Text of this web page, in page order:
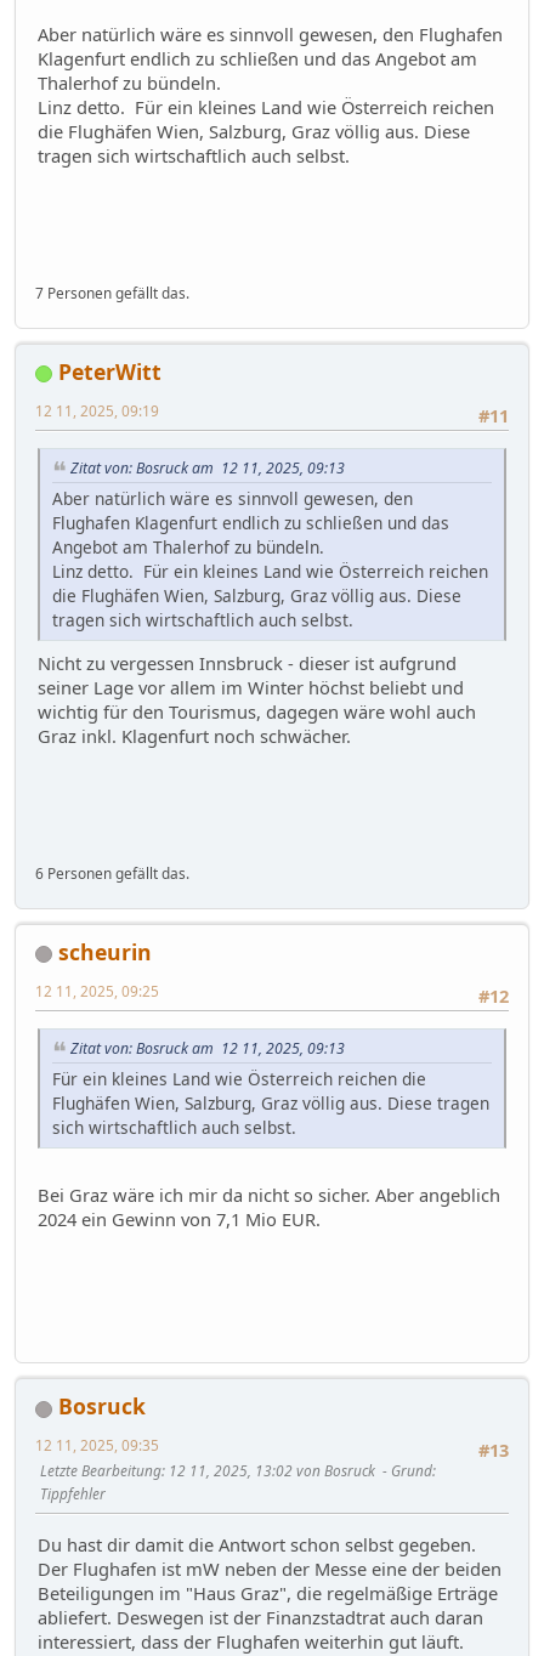
Aber natürlich wäre es sinnvoll gewesen, den Flughafen
Klagenfurt endlich zu schließen und das Angebot am
Thalerhof zu bündeln.
Linz detto. Für ein kleines Land wie Österreich reichen
die Flughäfen Wien, Salzburg, Graz völlig aus. Diese
tragen sich wirtschaftlich auch selbst.
7 Personen gefällt das.
PeterWitt
#11
12 11, 2025, 09:19
Zitat von: Bosruck am 12 11, 2025, 09:13
Aber natürlich wäre es sinnvoll gewesen, den
Flughafen Klagenfurt endlich zu schließen und das
Angebot am Thalerhof zu bündeln.
Linz detto. Für ein kleines Land wie Österreich reichen
die Flughäfen Wien, Salzburg, Graz völlig aus. Diese
tragen sich wirtschaftlich auch selbst.
Nicht zu vergessen Innsbruck - dieser ist aufgrund
seiner Lage vor allem im Winter höchst beliebt und
wichtig für den Tourismus, dagegen wäre wohl auch
Graz inkl. Klagenfurt noch schwächer.
6 Personen gefällt das.
scheurin
#12
12 11, 2025, 09:25
Zitat von: Bosruck am 12 11, 2025, 09:13
Für ein kleines Land wie Österreich reichen die
Flughäfen Wien, Salzburg, Graz völlig aus. Diese tragen
sich wirtschaftlich auch selbst.
Bei Graz wäre ich mir da nicht so sicher. Aber angeblich
2024 ein Gewinn von 7,1 Mio EUR.
Bosruck
#13
12 11, 2025, 09:35
Letzte Bearbeitung: 12 11, 2025, 13:02 von Bosruck Grund:
Tippfehler
Du hast dir damit die Antwort schon selbst gegeben.
Der Flughafen ist mW neben der Messe eine der beiden
Beteiligungen im "Haus Graz", die regelmäßige Erträge
abliefert. Deswegen ist der Finanzstadtrat auch daran
interessiert, dass der Flughafen weiterhin gut läuft.